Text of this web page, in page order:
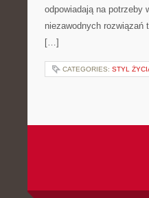
odpowiadają na potrzeby
niezawodnych rozwiązań
[…]
CATEGORIES: STYL